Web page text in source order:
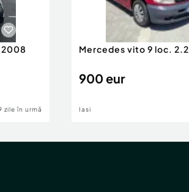
2008
zile în urmă
Mercedes vito 9 loc. 2.2
900 eur
Iasi